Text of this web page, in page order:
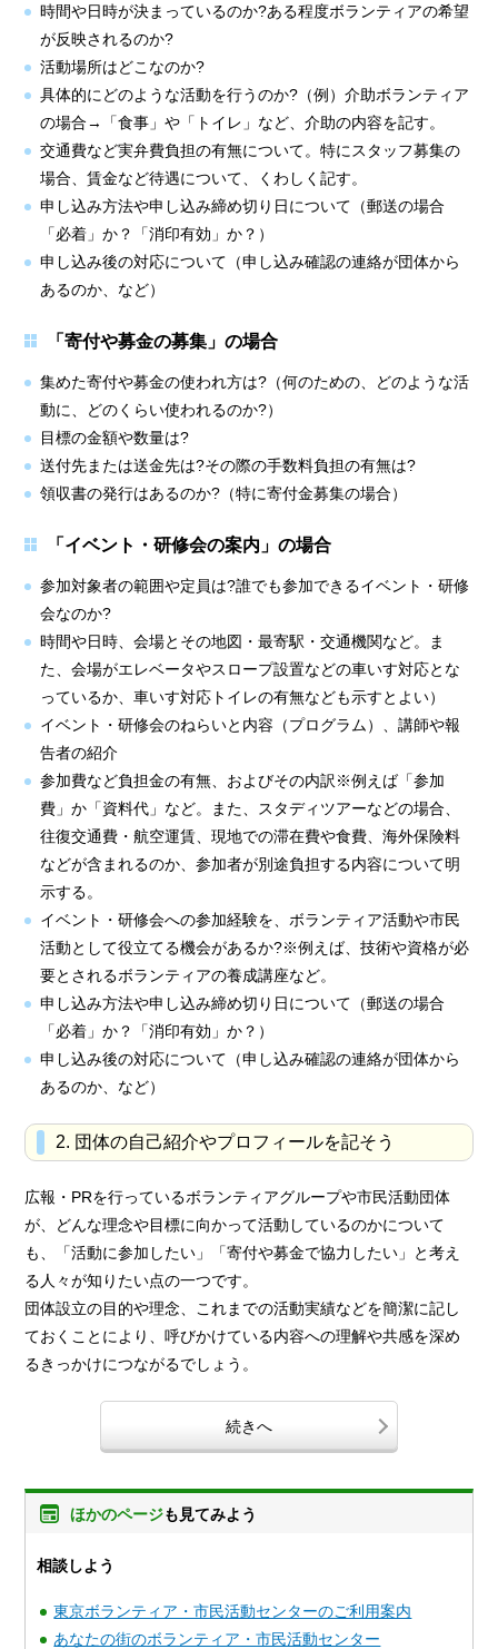
時間や日時が決まっているのか?ある程度ボランティアの希望
が反映されるのか?
活動場所はどこなのか?
具体的にどのような活動を行うのか?（例）介助ボランティア
の場合→「食事」や「トイレ」など、介助の内容を記す。
交通費など実弁費負担の有無について。特にスタッフ募集の
場合、賃金など待遇について、くわしく記す。
申し込み方法や申し込み締め切り日について（郵送の場合
「必着」か？「消印有効」か？）
申し込み後の対応について（申し込み確認の連絡が団体から
あるのか、など）
「寄付や募金の募集」の場合
集めた寄付や募金の使われ方は?（何のための、どのような活
動に、どのくらい使われるのか?）
目標の金額や数量は?
送付先または送金先は?その際の手数料負担の有無は?
領収書の発行はあるのか?（特に寄付金募集の場合）
「イベント・研修会の案内」の場合
参加対象者の範囲や定員は?誰でも参加できるイベント・研修
会なのか?
時間や日時、会場とその地図・最寄駅・交通機関など。ま
た、会場がエレベータやスロープ設置などの車いす対応とな
っているか、車いす対応トイレの有無なども示すとよい）
イベント・研修会のねらいと内容（プログラム）、講師や報
告者の紹介
参加費など負担金の有無、およびその内訳※例えば「参加
費」か「資料代」など。また、スタディツアーなどの場合、
往復交通費・航空運賃、現地での滞在費や食費、海外保険料
などが含まれるのか、参加者が別途負担する内容について明
示する。
イベント・研修会への参加経験を、ボランティア活動や市民
活動として役立てる機会があるか?※例えば、技術や資格が必
要とされるボランティアの養成講座など。
申し込み方法や申し込み締め切り日について（郵送の場合
「必着」か？「消印有効」か？）
申し込み後の対応について（申し込み確認の連絡が団体から
あるのか、など）
2. 団体の自己紹介やプロフィールを記そう
広報・PRを行っているボランティアグループや市民活動団体
が、どんな理念や目標に向かって活動しているのかについて
も、「活動に参加したい」「寄付や募金で協力したい」と考え
る人々が知りたい点の一つです。
団体設立の目的や理念、これまでの活動実績などを簡潔に記し
ておくことにより、呼びかけている内容への理解や共感を深め
るきっかけにつながるでしょう。
続きへ
ほかのページも見てみよう
相談しよう
東京ボランティア・市民活動センターのご利用案内
あなたの街のボランティア・市民活動センター